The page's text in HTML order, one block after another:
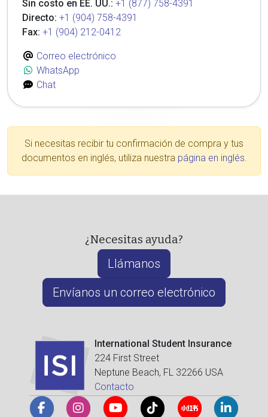
Sin costo en EE. UU.: +1 (877) 758-4391
Directo: +1 (904) 758-4391
Fax: +1 (904) 212-0412
Correo electrónico
WhatsApp
Chat
Si necesitas recibir tu confirmación de compra y tus
documentos en inglés, utiliza nuestra página en inglés.
¿Necesitas ayuda?
Llámanos
Envíanos un correo electrónico
International Student Insurance
224 First Street
Neptune Beach, FL 32266 USA
Contacto